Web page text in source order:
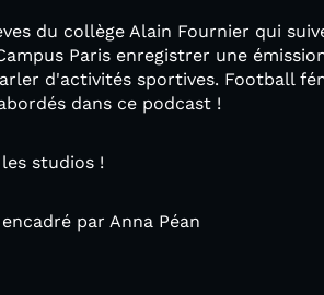
du collège Alain Fournier qui
Paris enregistrer une
d'activités sportives. Football
dans ce podcast !
studios !
par Anna Péan